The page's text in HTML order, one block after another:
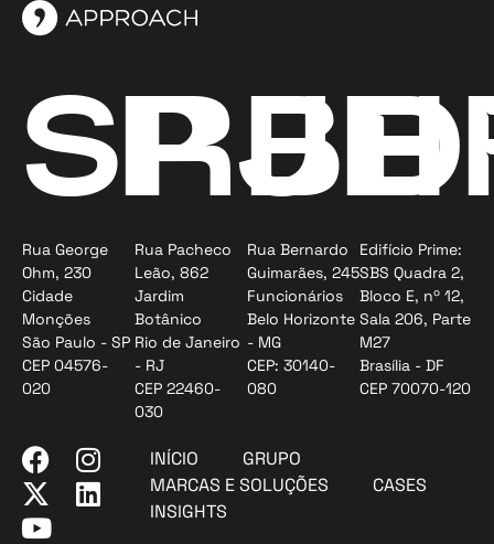
SP
Rua George
Ohm, 230
Cidade
Monções
São Paulo - SP
CEP 04576-
020
RJ
Rua Pacheco
Leão, 862
Jardim
Botânico
Rio de Janeiro
- RJ
CEP 22460-
030
BH
Rua Bernardo
Guimarães, 245
Funcionários
Belo Horizonte
- MG
CEP: 30140-
080
Edifício Prime:
SBS Quadra 2,
Bloco E, nº 12,
Sala 206, Parte
M27
Brasília - DF
CEP 70070-120
INÍCIO
GRUPO
MARCAS E SOLUÇÕES
CASES
INSIGHTS